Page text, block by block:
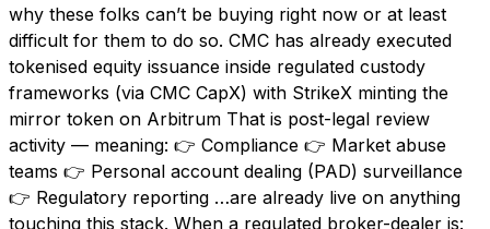
why these folks can’t be buying right now or at least
difficult for them to do so. CMC has already executed
tokenised equity issuance inside regulated custody
frameworks (via CMC CapX) with StrikeX minting the
mirror token on Arbitrum That is post-legal review
activity — meaning: 👉 Compliance 👉 Market abuse
teams 👉 Personal account dealing (PAD) surveillance
👉 Regulatory reporting …are already live on anything
touching this stack. When a regulated broker-dealer is: